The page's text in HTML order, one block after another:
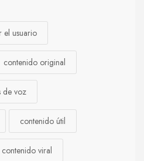
el usuario
contenido original
de voz
contenido útil
contenido viral